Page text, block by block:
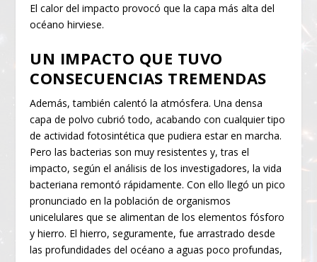
El calor del impacto provocó que la capa más alta del
océano hirviese.
UN IMPACTO QUE TUVO
CONSECUENCIAS TREMENDAS
Además, también calentó la atmósfera. Una densa
capa de polvo cubrió todo, acabando con cualquier tipo
de actividad fotosintética que pudiera estar en marcha.
Pero las bacterias son muy resistentes y, tras el
impacto, según el análisis de los investigadores, la vida
bacteriana remontó rápidamente. Con ello llegó un pico
pronunciado en la población de organismos
unicelulares que se alimentan de los elementos fósforo
y hierro. El hierro, seguramente, fue arrastrado desde
las profundidades del océano a aguas poco profundas,